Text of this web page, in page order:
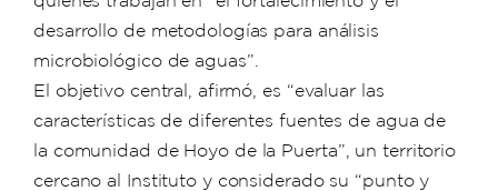
desarrollo de metodologías para análisis
microbiológico de aguas”.
El objetivo central, afirmó, es “evaluar las
características de diferentes fuentes de agua de
la comunidad de Hoyo de la Puerta”, un territorio
cercano al Instituto y considerado su “punto y